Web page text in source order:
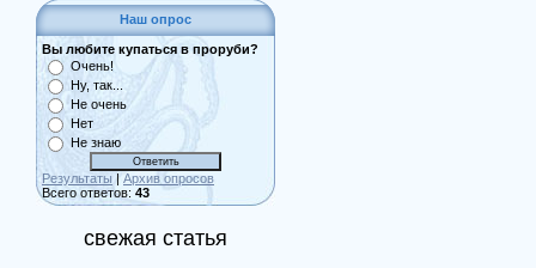
Наш опрос
Вы любите купаться в проруби?
Очень!
Ну, так...
Не очень
Нет
Не знаю
Результаты | Архив опросов
Всего ответов: 43
свежая статья